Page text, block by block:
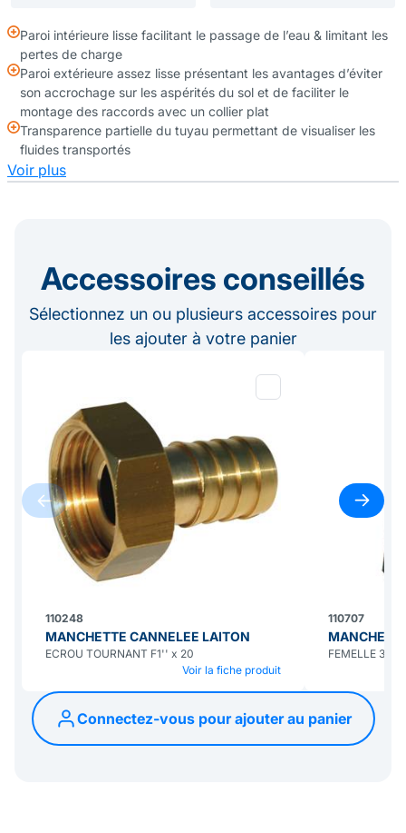
Paroi intérieure lisse facilitant le passage de l’eau & limitant les
pertes de charge
Paroi extérieure assez lisse présentant les avantages d’éviter
son accrochage sur les aspérités du sol et de faciliter le
montage des raccords avec un collier plat
Transparence partielle du tuyau permettant de visualiser les
fluides transportés
Voir plus
Accessoires conseillés
Sélectionnez un ou plusieurs accessoires pour
les ajouter à votre panier
110248
MANCHETTE CANNELEE LAITON
ECROU TOURNANT F1'' x 20
Voir la fiche produit
110707
FEMELLE 3/
Connectez-vous pour ajouter au panier